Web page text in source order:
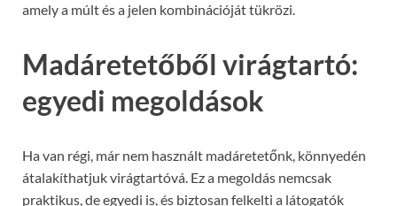
amely a múlt és a jelen kombinációját tükrözi.
Madáretetőből virágtartó:
egyedi megoldások
Ha van régi, már nem használt madáretetőnk, könnyedén
átalakíthatjuk virágtartóvá. Ez a megoldás nemcsak
praktikus, de egyedi is, és biztosan felkelti a látogatók